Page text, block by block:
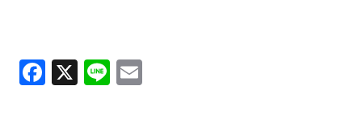
F
a
X Li
n